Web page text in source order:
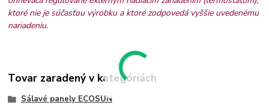
ktoré nie je súčasťou výrobku a ktoré zodpovedá vyššie uvedenému
nariadeniu.
Tovar zaradený v kategóriách
Sálavé panely ECOSUN